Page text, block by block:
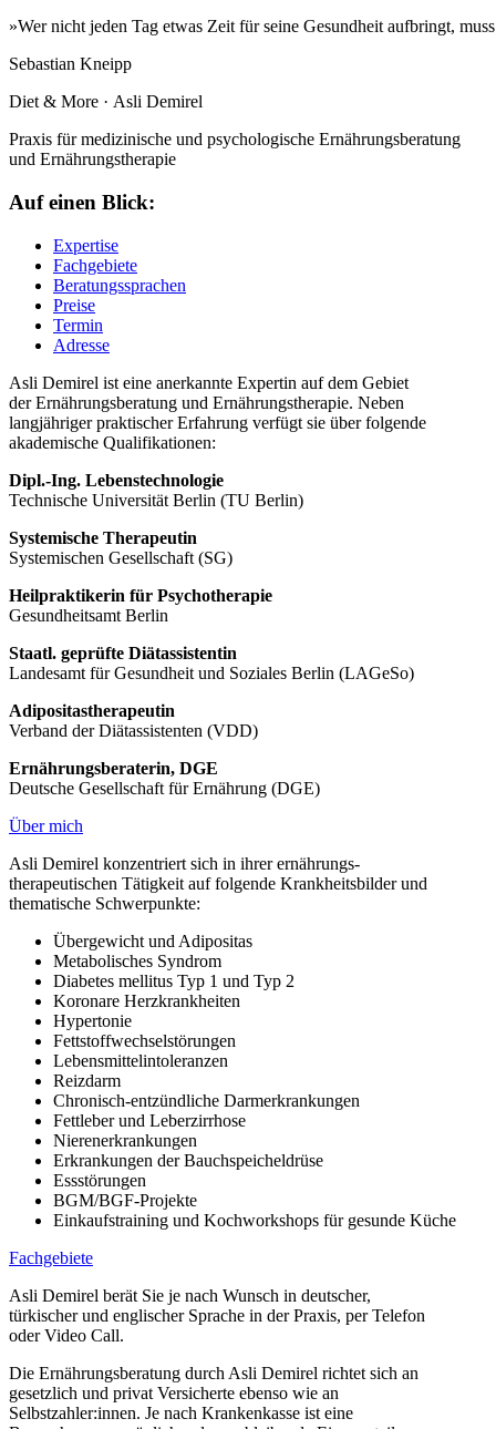
»Wer nicht jeden Tag etwas Zeit für seine Gesundheit aufbringt, muss
Sebastian Kneipp
Diet & More · Asli Demirel
Praxis für medizinische und psychologische Ernährungsberatung
und Ernährungstherapie
Auf einen Blick:
Expertise
Fachgebiete
Beratungssprachen
Preise
Termin
Adresse
Asli Demirel ist eine anerkannte Expertin auf dem Gebiet
der Ernährungsberatung und Ernährungstherapie. Neben
langjähriger praktischer Erfahrung verfügt sie über folgende
akademische Qualifikationen:
Dipl.-Ing. Lebenstechnologie
Technische Universität Berlin (TU Berlin)
Systemische Therapeutin
Systemischen Gesellschaft (SG)
Heilpraktikerin für Psychotherapie
Gesundheitsamt Berlin
Staatl. geprüfte Diätassistentin
Landesamt für Gesundheit und Soziales Berlin (LAGeSo)
Adipositastherapeutin
Verband der Diätassistenten (VDD)
Ernährungsberaterin, DGE
Deutsche Gesellschaft für Ernährung (DGE)
Über mich
Asli Demirel konzentriert sich in ihrer ernährungs­
therapeutischen Tätigkeit auf folgende Krankheitsbilder und
thematische Schwerpunkte:
Übergewicht und Adipositas
Metabolisches Syndrom
Diabetes mellitus Typ 1 und Typ 2
Koronare Herzkrankheiten
Hypertonie
Fettstoffwechselstörungen
Lebensmittelintoleranzen
Reizdarm
Chronisch-entzündliche Darmerkrankungen
Fettleber und Leberzirrhose
Nierenerkrankungen
Erkrankungen der Bauchspeicheldrüse
Essstörungen
BGM/BGF-Projekte
Einkaufstraining und Kochworkshops für gesunde Küche
Fachgebiete
Asli Demirel berät Sie je nach Wunsch in deutscher,
türkischer und englischer Sprache in der Praxis, per Telefon
oder Video Call.
Die Ernährungsberatung durch Asli Demirel richtet sich an
gesetzlich und privat Versicherte ebenso wie an
Selbstzahler:innen. Je nach Krankenkasse ist eine